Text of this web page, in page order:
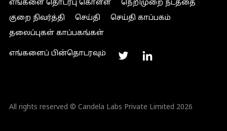
எங்களை தொடர்பு கொள்ள
நெறிமுறை நடத்தை
குறை நிவர்த்தி
செய்தி
செய்தி காப்பகம்
தலைப்புகள் காப்பகங்கள்
எங்களைப் பின்தொடரவும்
All rights reserved © Candela Labs Private Limited 2026